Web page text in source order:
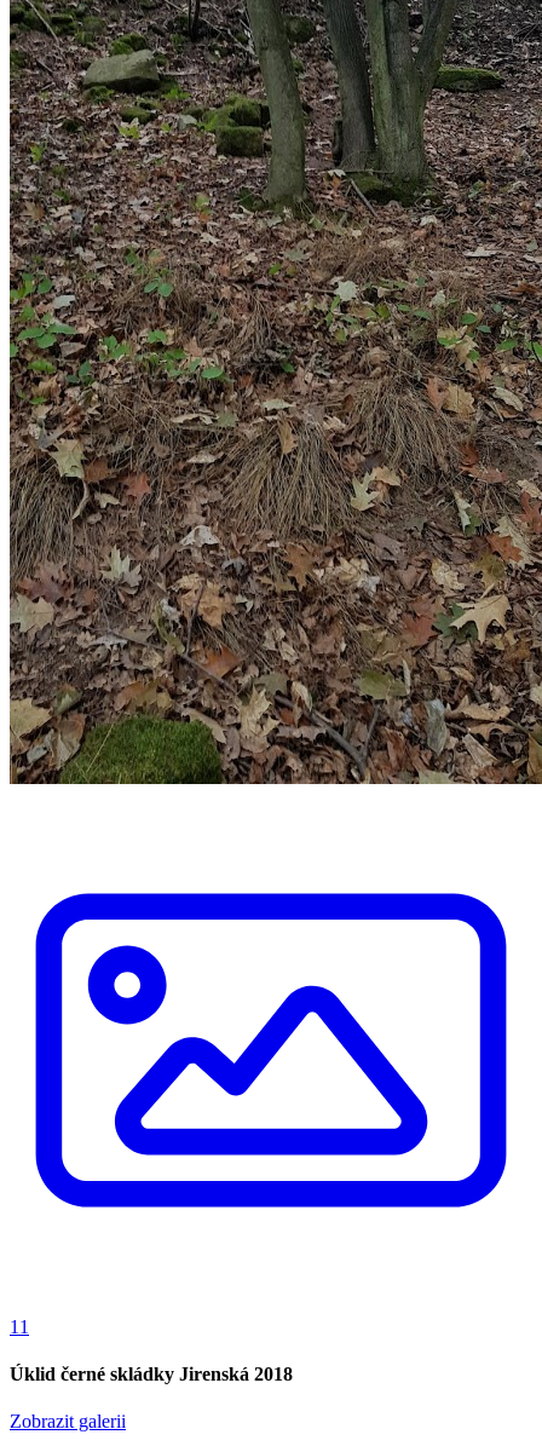
11
Úklid černé skládky Jirenská 2018
Zobrazit galerii